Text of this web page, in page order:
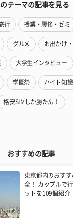
テーマの記事を見る
行 授業・履修・ゼミ
グルメ お出かけ
大学生インタビュー
学園祭 バイト知識
格安SIMしか勝たん！
おすすめの記事
東京都内のおす
全！ カップルで
ットを109個紹介